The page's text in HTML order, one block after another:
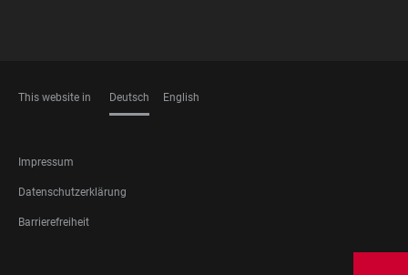
This website in Deutsch English
FOOTER
LEGAL
Impressum
Datenschutzerklärung
Barrierefreiheit